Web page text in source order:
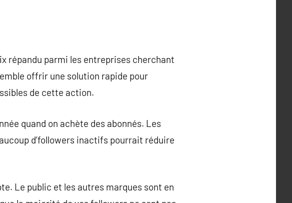
répandu parmi les entreprises cherchant
offrir une solution rapide pour
de cette action.
quand on achète des abonnés. Les
d’followers inactifs pourrait réduire
Le public et les autres marques sont en